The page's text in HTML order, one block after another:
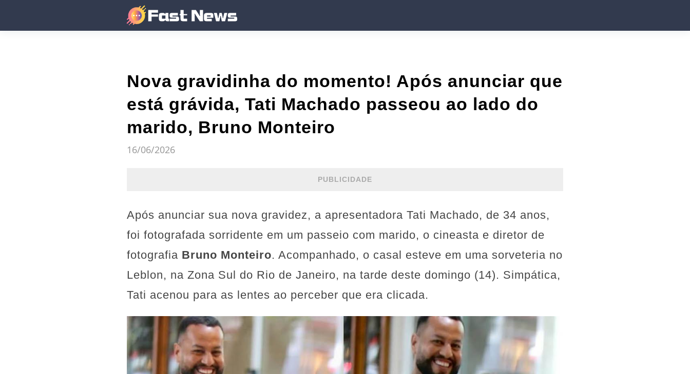
Nova gravidinha do momento! Após anunciar que
está grávida, Tati Machado passeou ao lado do
marido, Bruno Monteiro
16/06/2026
PUBLICIDADE
Após anunciar sua nova gravidez, a apresentadora Tati Machado, de 34 anos,
foi fotografada sorridente em um passeio com marido, o cineasta e diretor de
fotografia Bruno Monteiro. Acompanhado, o casal esteve em uma sorveteria no
Leblon, na Zona Sul do Rio de Janeiro, na tarde deste domingo (14). Simpática,
Tati acenou para as lentes ao perceber que era clicada.